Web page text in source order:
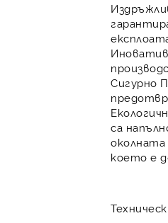
Сигурно
са
околната
което е